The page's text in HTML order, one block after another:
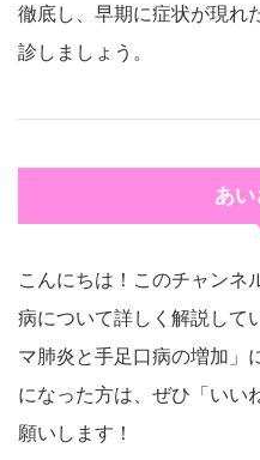
徹底し、早期に症状が現れ
診しましょう。
あい
こんにちは！このチャンネ
病について詳しく解説して
マ肺炎と手足口病の増加」
になった方は、ぜひ「いい
願いします！